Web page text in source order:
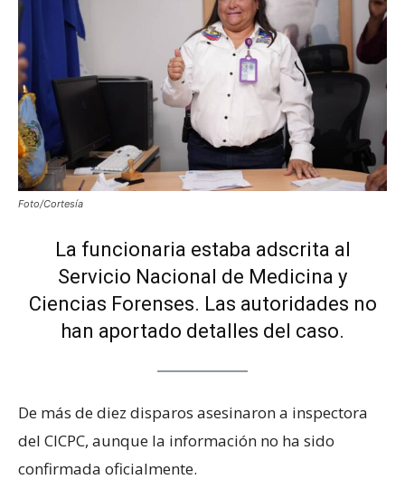
Foto/Cortesía
La funcionaria estaba adscrita al
Servicio Nacional de Medicina y
Ciencias Forenses. Las autoridades no
han aportado detalles del caso.
De más de diez disparos asesinaron a inspectora
del CICPC, aunque la información no ha sido
confirmada oficialmente.